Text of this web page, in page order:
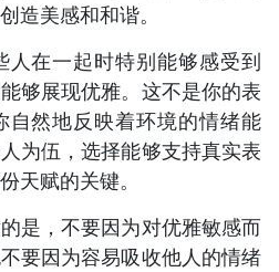
造美感和和谐。
人在一起时特别能够感受到
够展现优雅。这不是你的表
自然地反映着环境的情绪能
为伍，选择能够支持真实表
天赋的关键。
是，不要因为对优雅敏感而
要因为容易吸收他人的情绪